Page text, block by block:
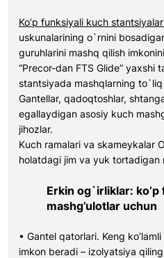
Ko’p funksiyali kuch
uskunalarining o`rnini
guruhlarini mashq qilish
“Precor-dan FTS Glide” yaxshi
stantsiyada mashqlarning to`liq
Gantellar, qadoqtoshlar,
egallaydigan asosiy kuch
jihozlar.
Kuch ramalari va skameykalar
holatdagi jim va yuk tortadigan
Erkin og`irliklar:
mashg’ulotlar uchun
• Gantel qatorlari. Keng
imkon beradi – izolyatsiya